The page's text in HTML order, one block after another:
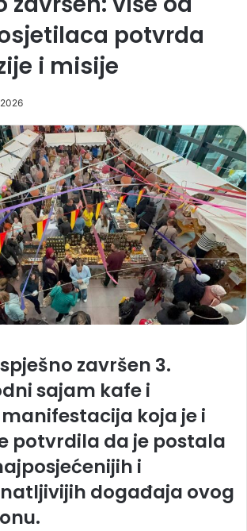
potvrda
i misije
završen 3.
sajam kafe i
koja je i
potvrdila da je postala
i
događaja ovog